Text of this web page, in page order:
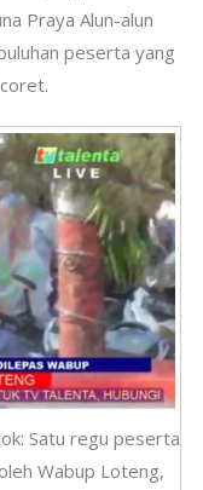
Praya Alun-alun
peserta yang
Satu regu peserta
Wabup Loteng,